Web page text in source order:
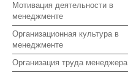
Мотивация деятельности в
менеджменте
Организационная культура в
менеджменте
Организация труда менеджера